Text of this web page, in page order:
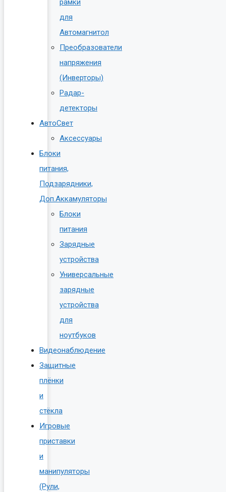
рамки
для
Автомагнитол
Преобразователи
напряжения
(Инверторы)
Радар-
детекторы
АвтоСвет
Аксессуары
Блоки
питания,
Подзарядники,
Доп.Аккамуляторы
Блоки
питания
Зарядные
устройства
Универсальные
зарядные
устройства
для
ноутбуков
Видеонаблюдение
Защитные
плёнки
и
стёкла
Игровые
приставки
и
манипуляторы
(Рули,